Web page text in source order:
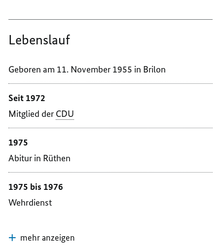
Lebenslauf
Geboren am 11. November 1955 in Brilon
Seit 1972
Mitglied der CDU
1975
Abitur in Rüthen
1975 bis 1976
Wehrdienst
mehr anzeigen